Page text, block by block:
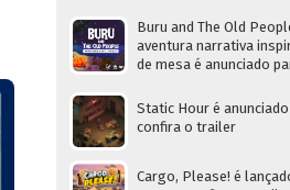
Buru and The Old
aventura narrativa
de mesa é anunciado
Static Hour é anunciado
confira o trailer
Cargo, Please! é